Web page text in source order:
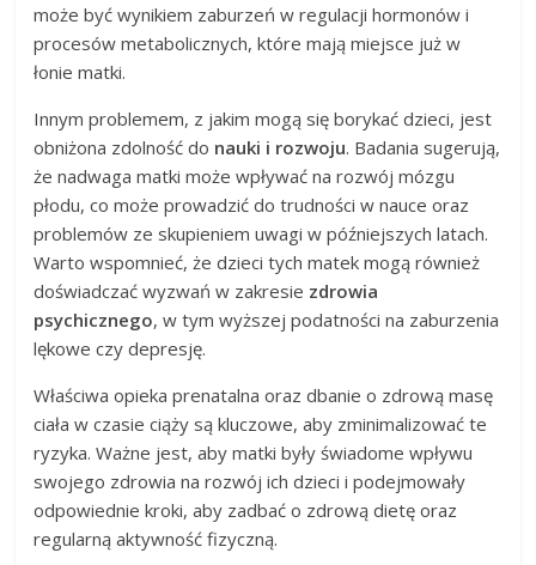
może być wynikiem zaburzeń w regulacji hormonów i
procesów metabolicznych, które mają miejsce już w
łonie matki.
Innym problemem, z jakim mogą się borykać dzieci, jest
obniżona zdolność do nauki i rozwoju. Badania sugerują,
że nadwaga matki może wpływać na rozwój mózgu
płodu, co może prowadzić do trudności w nauce oraz
problemów ze skupieniem uwagi w późniejszych latach.
Warto wspomnieć, że dzieci tych matek mogą również
doświadczać wyzwań w zakresie zdrowia
psychicznego, w tym wyższej podatności na zaburzenia
lękowe czy depresję.
Właściwa opieka prenatalna oraz dbanie o zdrową masę
ciała w czasie ciąży są kluczowe, aby zminimalizować te
ryzyka. Ważne jest, aby matki były świadome wpływu
swojego zdrowia na rozwój ich dzieci i podejmowały
odpowiednie kroki, aby zadbać o zdrową dietę oraz
regularną aktywność fizyczną.